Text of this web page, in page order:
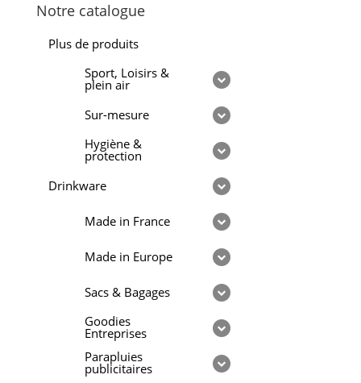
Notre catalogue
Plus de produits
Sport, Loisirs &
plein air
Sur-mesure
Hygiène &
protection
Drinkware
Made in France
Made in Europe
Sacs & Bagages
Goodies
Entreprises
Parapluies
publicitaires